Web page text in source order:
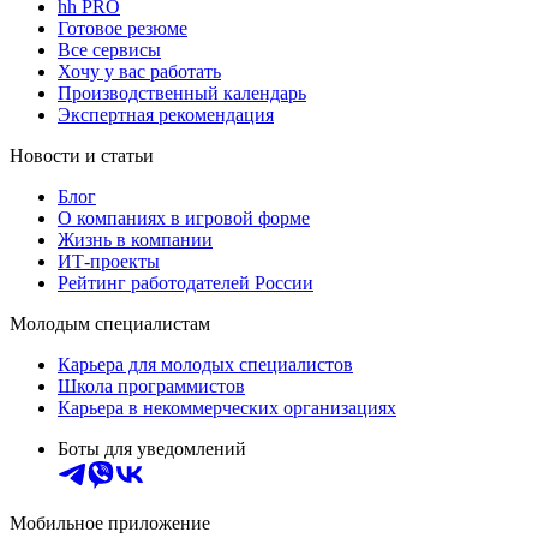
hh PRO
Готовое резюме
Все сервисы
Хочу у вас работать
Производственный календарь
Экспертная рекомендация
Новости и статьи
Блог
О компаниях в игровой форме
Жизнь в компании
ИТ-проекты
Рейтинг работодателей России
Молодым специалистам
Карьера для молодых специалистов
Школа программистов
Карьера в некоммерческих организациях
Боты для уведомлений
Мобильное приложение